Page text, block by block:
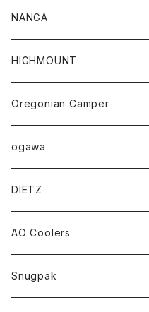
NANGA
HIGHMOUNT
Oregonian Camper
ogawa
DIETZ
AO Coolers
Snugpak